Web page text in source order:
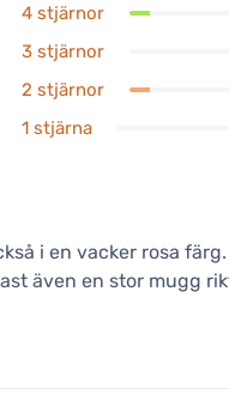
4 stjärnor
3 stjärnor
2 stjärnor
1 stjärna
i en vacker rosa
även en stor mugg